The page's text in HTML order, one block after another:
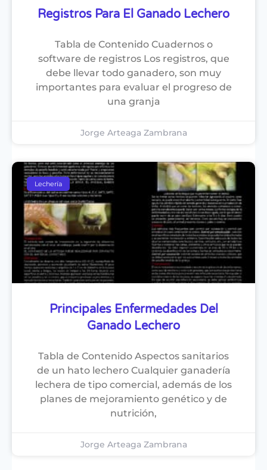
Registros Para El Ganado Lechero
Tabla de Contenido Cuadernos o
software de registros Los registros, que
debe llevar todo ganadero, son muy
importantes para evaluar el progreso de
una granja
Jorge Arteaga Zambrana
Lechería
Principales Enfermedades Del
Ganado Lechero
Tabla de Contenido Aspectos sanitarios
de un hato lechero Cualquier ganadería
lechera de tipo comercial, además de los
planes de mejoramiento genético y de
nutrición,
Jorge Arteaga Zambrana